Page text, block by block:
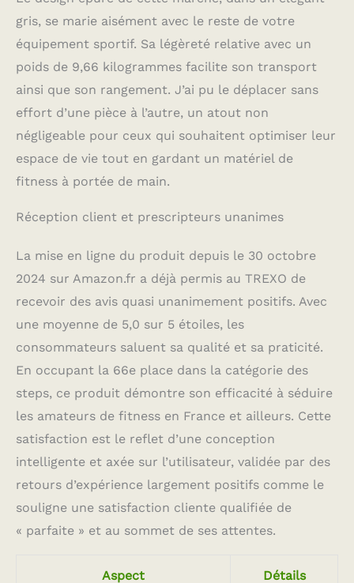
ce qui signifie que le
produit durera
longtemps, malgré une
intensive. DURABILITÉ
ET CONFORT : La
charge maximale de la
ce qui signifie qu'elle
peut être utilisée par
différents. Grâce aux
sur la base, le stepper
reste stable même sur
des surfaces glissantes,
ce qui augmente
considérablement la
sécurité pendant les
exercices. LÉGER ET
COMPACT : La marche
ne pèse que 8,5 kg, ce
transporter et à ranger.
Sa taille compacte
permet de la ranger
l'entraînement, sans
prendre trop de place.
gris, se marie aisément avec le reste de votre
équipement sportif. Sa légèreté relative avec un
poids de 9,66 kilogrammes facilite son transport
ainsi que son rangement. J’ai pu le déplacer sans
effort d’une pièce à l’autre, un atout non
négligeable pour ceux qui souhaitent optimiser leur
espace de vie tout en gardant un matériel de
fitness à portée de main.
Réception client et prescripteurs unanimes
La mise en ligne du produit depuis le 30 octobre
2024 sur Amazon.fr a déjà permis au TREXO de
recevoir des avis quasi unanimement positifs. Avec
une moyenne de 5,0 sur 5 étoiles, les
consommateurs saluent sa qualité et sa praticité.
En occupant la 66e place dans la catégorie des
steps, ce produit démontre son efficacité à séduire
les amateurs de fitness en France et ailleurs. Cette
satisfaction est le reflet d’une conception
intelligente et axée sur l’utilisateur, validée par des
retours d’expérience largement positifs comme le
souligne une satisfaction cliente qualifiée de
« parfaite » et au sommet de ses attentes.
Aspect Détails